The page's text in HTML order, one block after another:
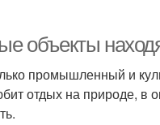
объекты
промышленный и
отдых на природе, в